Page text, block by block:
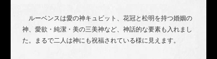
ルーベンスは愛の神キュビット、花冠と松明を持つ婚姻の
神、愛欲・純潔・美の三美神など、神話的な要素も入れまし
た。まるで二人は神にも祝福されている様に見えます。